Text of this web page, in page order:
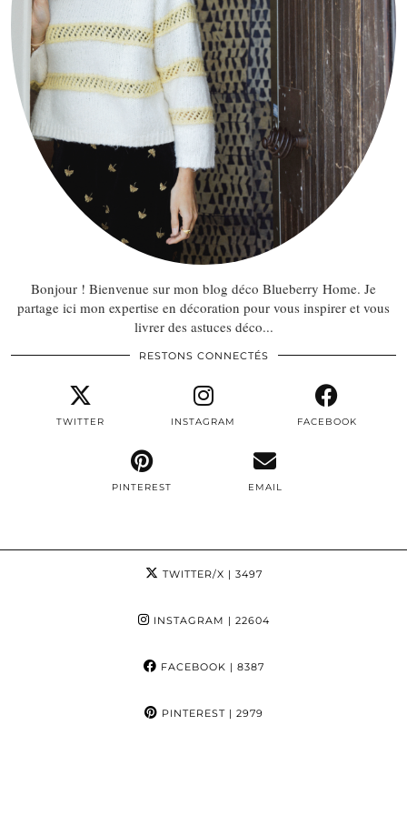
Bonjour ! Bienvenue sur mon blog déco Blueberry Home. Je
partage ici mon expertise en décoration pour vous inspirer et vous
livrer des astuces déco...
RESTONS CONNECTÉS
TWITTER INSTAGRAM FACEBOOK
PINTEREST EMAIL
TWITTER/X | 3497
INSTAGRAM | 22604
FACEBOOK | 8387
PINTEREST| 2979